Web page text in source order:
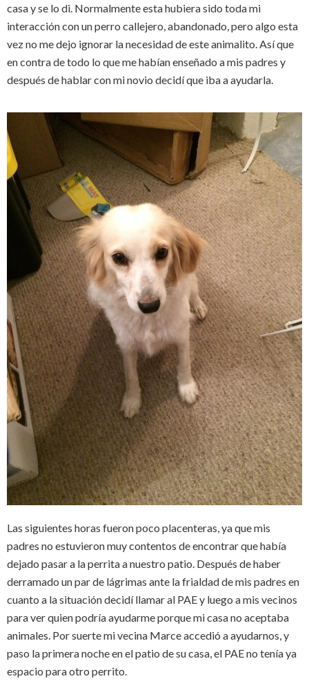
casa y se lo di. Normalmente esta hubiera sido toda mi
interacción con un perro callejero, abandonado, pero algo esta
vez no me dejo ignorar la necesidad de este animalito. Así que
en contra de todo lo que me habían enseñado a mis padres y
después de hablar con mi novio decidí que iba a ayudarla.
Las siguientes horas fueron poco placenteras, ya que mis
padres no estuvieron muy contentos de encontrar que había
dejado pasar a la perrita a nuestro patio. Después de haber
derramado un par de lágrimas ante la frialdad de mis padres en
cuanto a la situación decidí llamar al PAE y luego a mis vecinos
para ver quien podría ayudarme porque mi casa no aceptaba
animales. Por suerte mi vecina Marce accedió a ayudarnos, y
paso la primera noche en el patio de su casa, el PAE no tenía ya
espacio para otro perrito.